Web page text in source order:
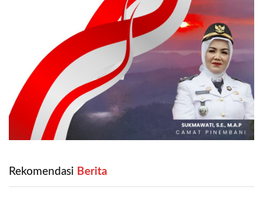
Rekomendasi ‎ Berita